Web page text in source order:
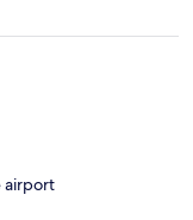
airport